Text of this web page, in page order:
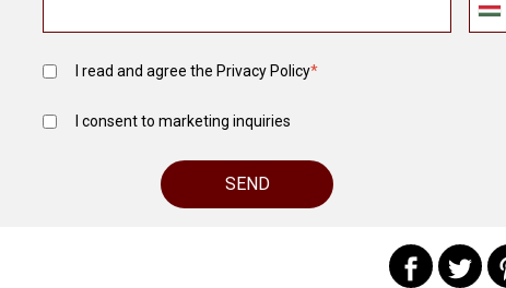
I read and agree the Privacy Policy*
I consent to marketing inquiries